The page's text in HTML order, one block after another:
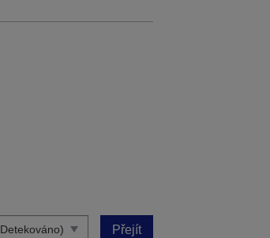
Přejít